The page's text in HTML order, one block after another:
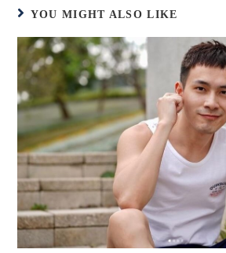
YOU MIGHT ALSO LIKE